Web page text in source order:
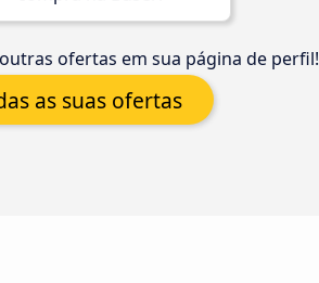
ofertas em sua página de perfil!
as suas ofertas